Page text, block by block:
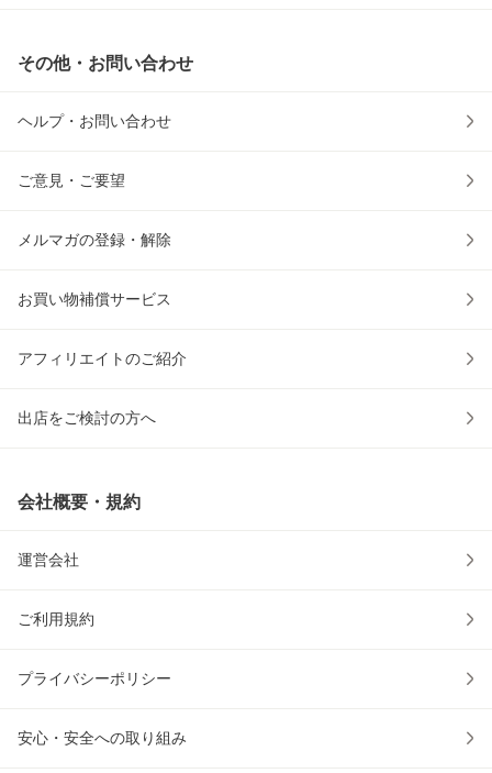
その他・お問い合わせ
ヘルプ・お問い合わせ
ご意見・ご要望
メルマガの登録・解除
お買い物補償サービス
アフィリエイトのご紹介
出店をご検討の方へ
会社概要・規約
運営会社
ご利用規約
プライバシーポリシー
安心・安全への取り組み